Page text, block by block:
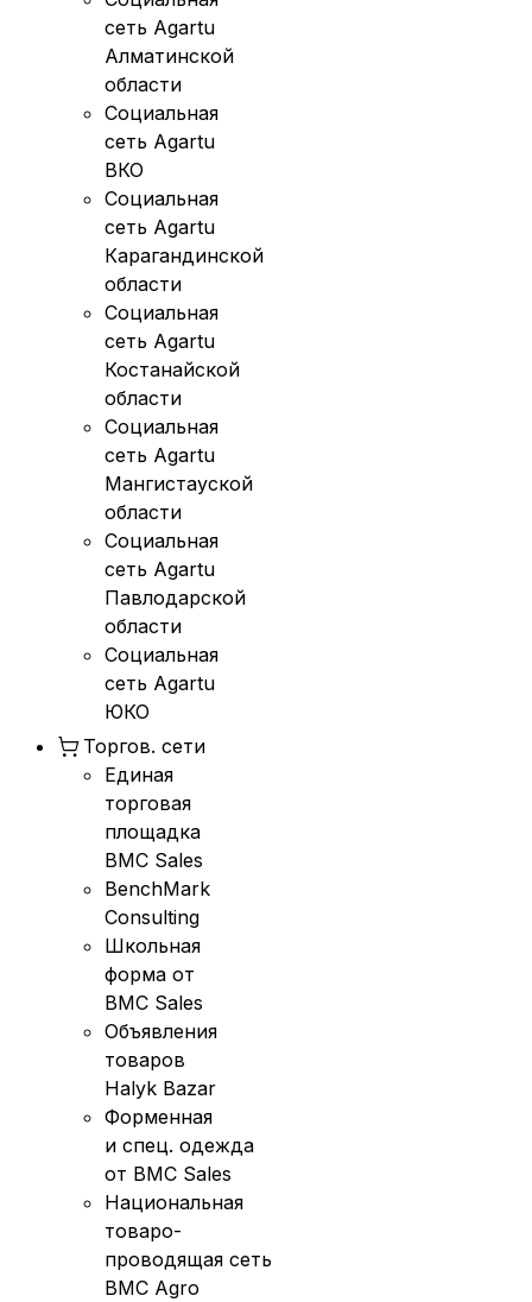
сеть Agartu
Алматинской
области
Социальная
сеть Agartu
ВКО
Социальная
сеть Agartu
Карагандинской
области
Социальная
сеть Agartu
Костанайской
области
Социальная
сеть Agartu
Мангистауской
области
Социальная
сеть Agartu
Павлодарской
области
Социальная
сеть Agartu
ЮКО
Торгов. сети
Единая
торговая
площадка
BMC Sales
BenchMark
Consulting
Школьная
форма от
BMC Sales
Объявления
товаров
Halyk Bazar
Форменная
и спец. одежда
от BMC Sales
Национальная
товаро-
проводящая сеть
BMC Agro